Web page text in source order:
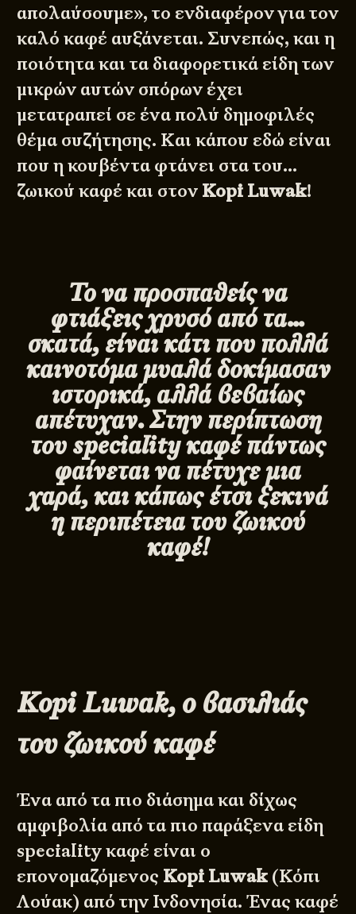
απολαύσουμε», το ενδιαφέρον για τον
καλό καφέ αυξάνεται. Συνεπώς, και η
ποιότητα και τα διαφορετικά είδη των
μικρών αυτών σπόρων έχει
μετατραπεί σε ένα πολύ δημοφιλές
θέμα συζήτησης. Και κάπου εδώ είναι
που η κουβέντα φτάνει στα του…
ζωικού καφέ και στον Kopi Luwak!
Το να προσπαθείς να
φτιάξεις χρυσό από τα…
σκατά, είναι κάτι που πολλά
καινοτόμα μυαλά δοκίμασαν
ιστορικά, αλλά βεβαίως
απέτυχαν. Στην περίπτωση
του specialityκαφέ πάντως
φαίνεται να πέτυχε μια
χαρά, και κάπως έτσι ξεκινά
η περιπέτεια του ζωικού
καφέ!
KopiLuwak, ο βασιλιάς
του ζωικού καφέ
Ένα από τα πιο διάσημα και δίχως
αμφιβολία από τα πιο παράξενα είδη
speciality καφέ είναι ο
επονομαζόμενος Kopi Luwak (Κόπι
Λούακ) από την Ινδονησία. Ένας καφέ